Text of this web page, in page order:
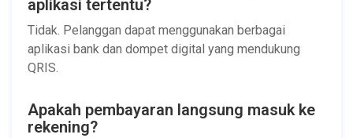
aplikasi tertentu?
Tidak. Pelanggan dapat menggunakan berbagai
aplikasi bank dan dompet digital yang mendukung
QRIS.
Apakah pembayaran langsung masuk ke
rekening?